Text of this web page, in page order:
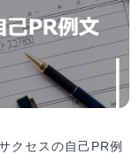
クセスの自己PR例